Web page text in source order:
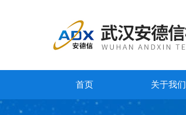
首页 关于我们